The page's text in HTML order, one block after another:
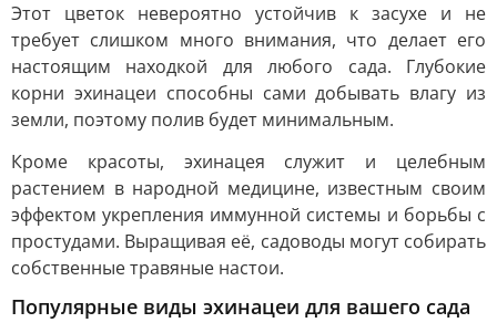
Этот цветок невероятно устойчив к засухе и не
требует слишком много внимания, что делает его
настоящим находкой для любого сада. Глубокие
корни эхинацеи способны сами добывать влагу из
земли, поэтому полив будет минимальным.
Кроме красоты, эхинацея служит и целебным
растением в народной медицине, известным своим
эффектом укрепления иммунной системы и борьбы с
простудами. Выращивая её, садоводы могут собирать
собственные травяные настои.
Популярные виды эхинацеи для вашего сада